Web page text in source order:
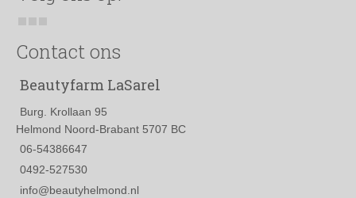
Contact ons
Beautyfarm LaSarel
Burg. Krollaan 95
Helmond Noord-Brabant 5707 BC
06-54386647
0492-527530
info@beautyhelmond.nl